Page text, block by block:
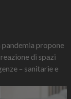
propone
di spazi
– sanitarie e